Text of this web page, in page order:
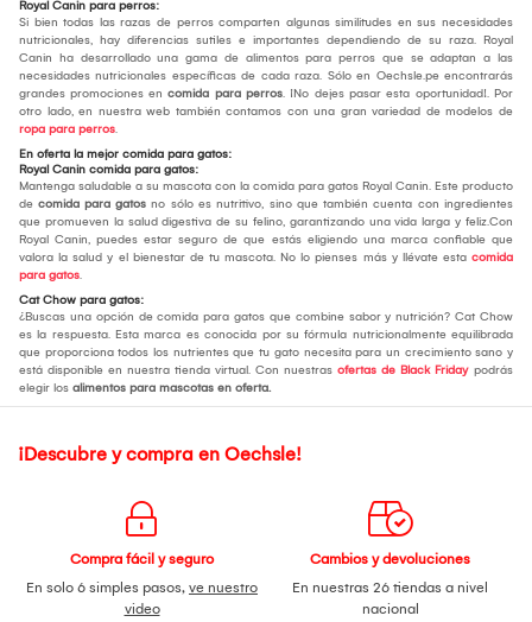
Royal Canin para perros:
Si bien todas las razas de perros comparten algunas similitudes en sus necesidades
nutricionales, hay diferencias sutiles e importantes dependiendo de su raza. Royal
Canin ha desarrollado una gama de alimentos para perros que se adaptan a las
necesidades nutricionales específicas de cada raza. Sólo en Oechsle.pe encontrarás
grandes promociones en comida para perros. ¡No dejes pasar esta oportunidad!. Por
otro lado, en nuestra web también contamos con una gran variedad de modelos de
ropa para perros.
En oferta la mejor comida para gatos:
Royal Canin comida para gatos:
Mantenga saludable a su mascota con la comida para gatos Royal Canin. Este producto
de comida para gatos no sólo es nutritivo, sino que también cuenta con ingredientes
que promueven la salud digestiva de su felino, garantizando una vida larga y feliz.Con
Royal Canin, puedes estar seguro de que estás eligiendo una marca confiable que
valora la salud y el bienestar de tu mascota. No lo pienses más y llévate esta comida
para gatos.
Cat Chow para gatos:
¿Buscas una opción de comida para gatos que combine sabor y nutrición? Cat Chow
es la respuesta. Esta marca es conocida por su fórmula nutricionalmente equilibrada
que proporciona todos los nutrientes que tu gato necesita para un crecimiento sano y
está disponible en nuestra tienda virtual. Con nuestras ofertas de Black Fridaypodrás
elegir los alimentos para mascotas en oferta.
¡Descubre y compra en Oechsle!
Compra fácil y seguro
En solo 6 simples pasos, ve nuestro
video
Cambios y devoluciones
En nuestras 26 tiendas a nivel
nacional